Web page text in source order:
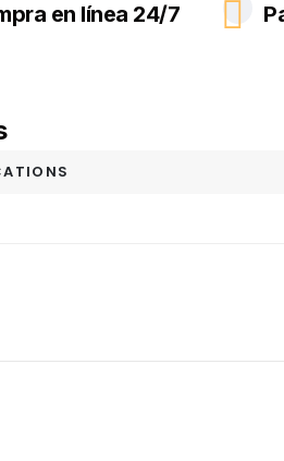
en línea 24/7